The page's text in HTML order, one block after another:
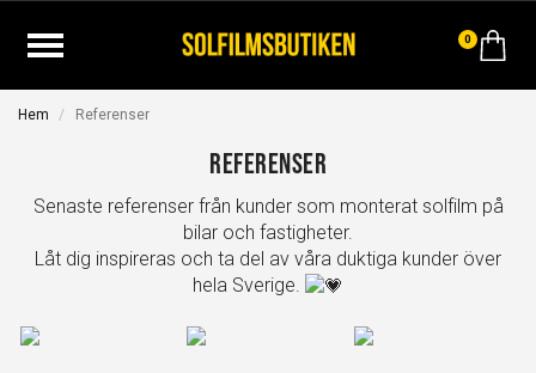
0
Hem Referenser
Referenser
Senaste referenser från kunder som monterat solfilm på
bilar och fastigheter.
Låt dig inspireras och ta del av våra duktiga kunder över
hela Sverige.